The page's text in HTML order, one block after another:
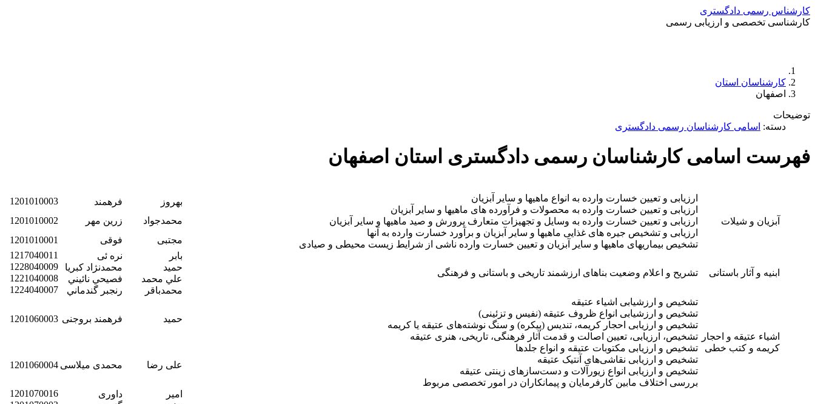
کارشناس رسمی دادگستری
کارشناسی تخصصی و ارزیابی رسمی
کارشناسان استان
اصفهان
توضیحات
دسته: اسامی کارشناسان رسمی دادگستری
فهرست اسامی کارشناسان رسمی دادگستری استان اصفهان
آبزیان و شیلات
ارزیابی و تعیین خسارت وارده به انواع ماهیها و سایر آبزیان
ارزیابی و تعیین خسارت وارده به محصولات و فرآورده های ماهیها و سایر آبزیان
ارزیابی و تعیین خسارت وارده به وسایل و تجهیزات متعارف پرورش و صید ماهیها و سایر آبزیان
ارزیابی و تشخیص جیره های غذایی ماهیها و سایر آبزیان و برآورد خسارت وارده به آنها
تشخیص بیماریهای ماهیها و سایر آبزیان و تعیین خسارت وارده ناشی از شرایط زیست محیطی و صیادی
بهروز فرهمند
1201010003
محمدجواد
زرین مهر
1201010002
مجتبی
فوقی 1201010001
ابنیه و آثار باستانی تشریح و اعلام وضعیت بناهای ارزشمند تاریخی و باستانی و فرهنگی
بابر نره ئی
1217040011
حمید
محمدنژاد کبریا
1228040009
علي محمد
فصيحي نائيني
1221040008
محمدباقر
رنجبر گندماني 1224040007
اشیاء عتیقه و احجار
کریمه و کتب خطی
تشخیص و ارزشیابی اشیاء عتیقه
تشخیص و ارزشیابی انواع ظروف عتیقه (نفیس و تزئینی)
تشخیص و ارزیابی احجار کریمه، تندیس (پیکره) و سنگ نوشته‌های عتیقه یا کریمه
تشخیص، ارزیابی، تعیین اصالت و قدمت آثار فرهنگی، تاریخی، هنری عتیقه
تشخیص و ارزیابی مکتوبات عتیقه و انواع جلدها
تشخیص و ارزیابی نقاشی‌های آنتیک عتیقه
تشخیص و ارزیابی انواع زیورآلات و دست‌سازهای زینتی عتیقه
بررسی اختلاف مابین کارفرمایان و پیمانکاران در امور تخصصی مربوط
حمید فرهمند بروجنی 1201060003
علی رضا محمدی میلاسی 1201060004
امیر داوری
1201070016